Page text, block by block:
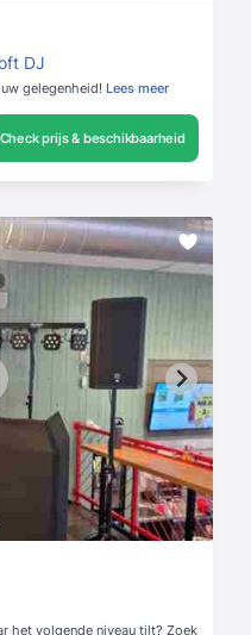
DJ
gelegenheid! Lees meer
Check prijs & beschikbaarheid
het volgende niveau tilt? Zoek